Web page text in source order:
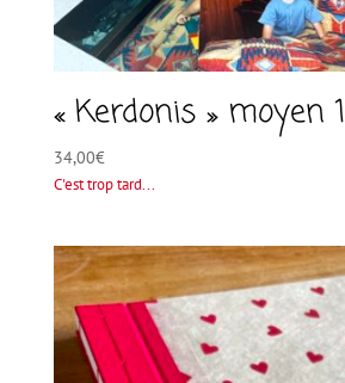
« Kerdonis » moyen 1
34,00€
C'est trop tard...